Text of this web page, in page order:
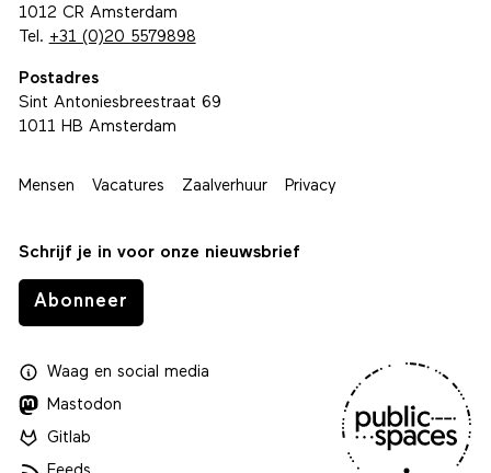
1012 CR Amsterdam
Tel. +31 (0)20 5579898
Postadres
Sint Antoniesbreestraat 69
1011 HB Amsterdam
Mensen Vacatures Zaalverhuur Privacy
Schrijf je in voor onze nieuwsbrief
Abonneer
Waagen social media
Mastodon
Gitlab